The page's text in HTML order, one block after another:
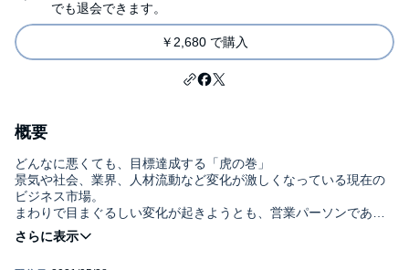
でも退会できます。
￥2,680 で購入
概要
どんなに悪くても、目標達成する「虎の巻」
景気や社会、業界、人材流動など変化が激しくなっている現在の
ビジネス市場。
まわりで目まぐるしい変化が起きようとも、営業パーソンである
限り、営業目標を達成させることが求められるものです。
求められる営業目標を絶対に達成させるためには、どうすればい